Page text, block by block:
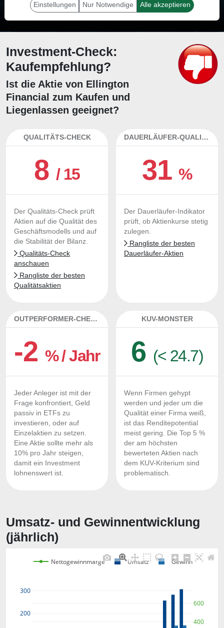
Investment-Check:
Kaufempfehlung?
Ist die Aktie von Ellington
Financial zum Kaufen und
Liegenlassen geeignet?
QUALITÄTS-CHECK
8/ 15
Der Qualitäts-Check prüft
Aktien auf die Qualität des
Geschäftsmodells und auf
die Stabilität der Bilanz.
Qualitäts-Check
anschauen
Rangliste der besten
Qualitätsaktien
DAUERLÄUFER-QUALITÄTEN
31%
Der Dauerläufer-Indikator
prüft, ob Aktienkurse stetig
zulegen.
Rangliste der besten
Dauerläufer-Aktien
OUTPERFORMER-CHECK
-2 % / Jahr
Jeder Anleger ist mit der
Frage konfrontiert, Geld
passiv in ETFs zu
investieren, oder auf
Einzelaktien zu setzen.
Eine Aktie sollte mehr als
10% pro Jahr steigen,
damit ein Investment
lohnenswert ist.
KUV-MONSTER
6 (< 24.7)
Wenn Firmen gehypt
werden und jeder um die
Qualität einer Firma weiß,
ist das Renditepotential
meist gering. Die Top 5 %
der am höchsten
bewerteten Aktien nach
dem KUV-Kriterium sind
problematisch.
Umsatz- und Gewinnentwicklung
(jährlich)
200
300
400
600
Nettogewinnmarge Umsatz Gewinn
Einstellungen Nur Notwendige Alle akzeptieren